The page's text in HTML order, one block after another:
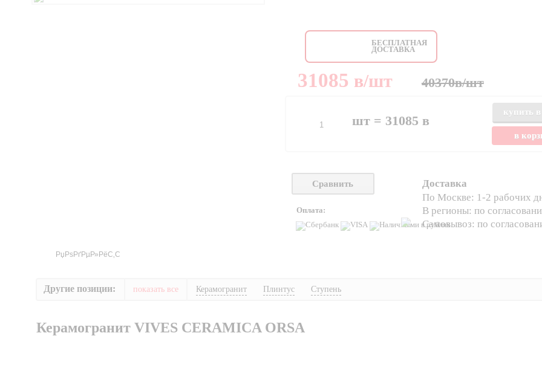
БЕСПЛАТНАЯ
ДОСТАВКА
31085 в/шт 40370в/шт
шт = 31085 в
купить
в
Сравнить
Оплата:
Доставка
По Москве: 1-2 рабочих
В регионы: по
Самовывоз: по
Другие позиции: показать все Керамогранит Плинтус Ступень
Керамогранит VIVES CERAMICA ORSA